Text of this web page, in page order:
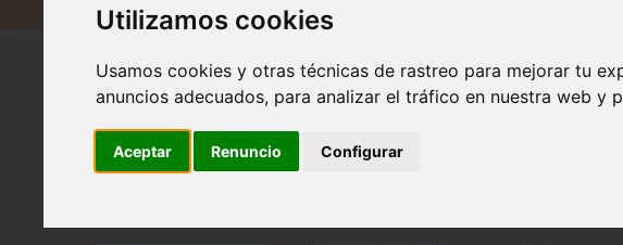
Utilizamos cookies
Usamos cookies y otras técnicas de rastreo para mejorar tu
anuncios adecuados, para analizar el tráfico en nuestra web y
Aceptar Renuncio Configurar
Revista Libros Material